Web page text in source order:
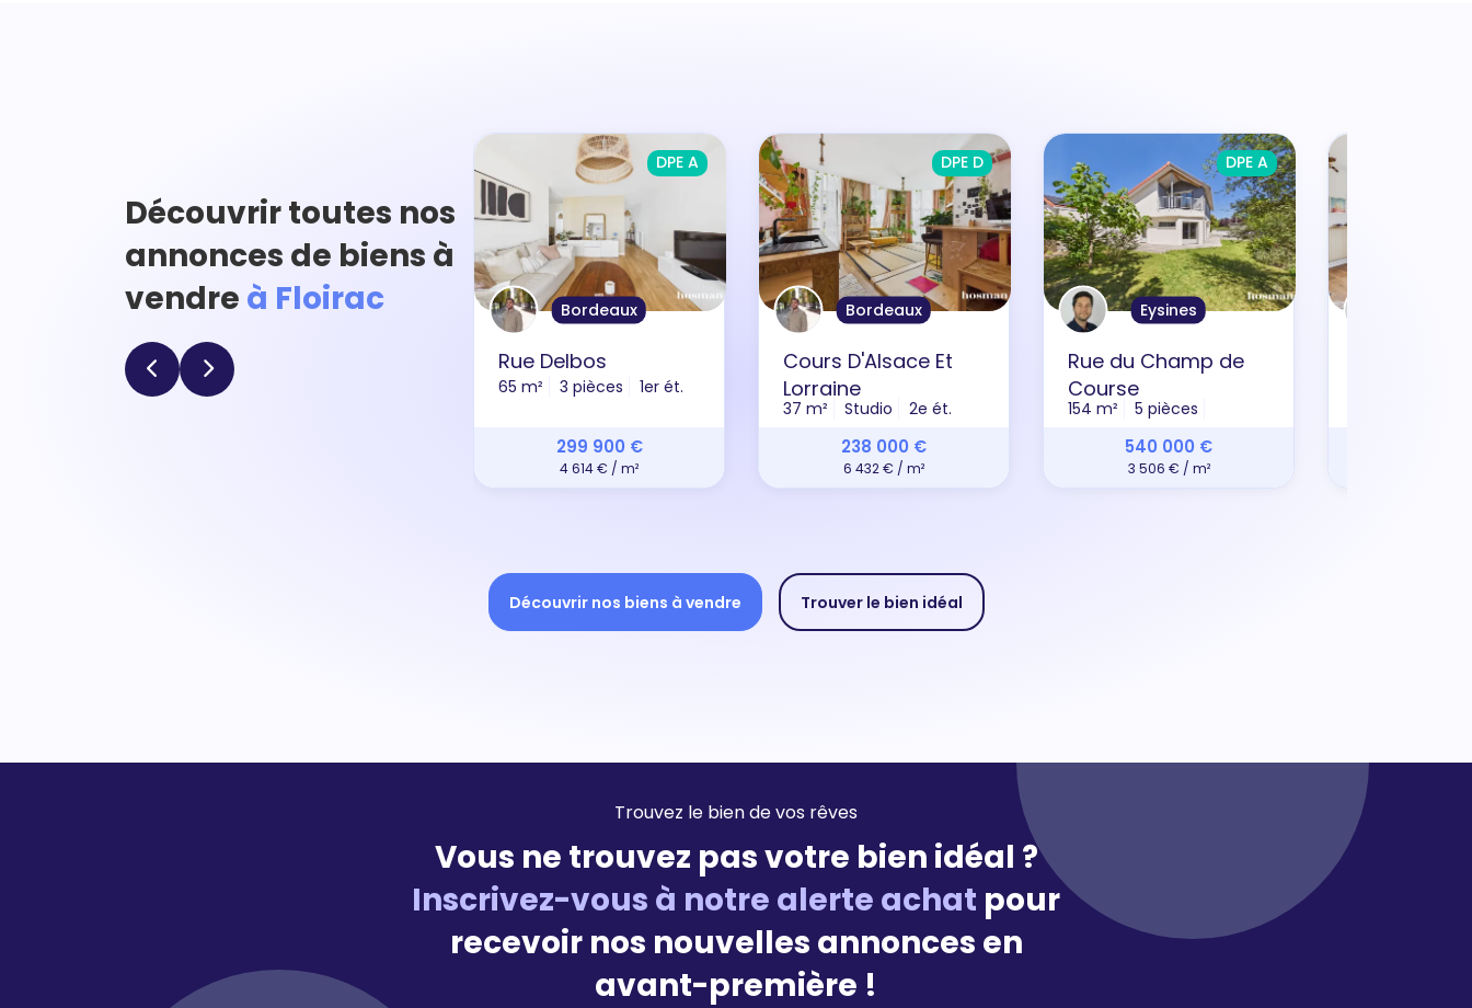
Découvrir toutes nos
annonces de biens à
vendre à Floirac
DPE A
Bordeaux
Rue Delbos
65 m² 3 pièces 1er ét.
299 900 €
4 614 € / m²
DPE D
Bordeaux
Cours D'Alsace Et
Lorraine
37 m² Studio 2e ét.
238 000 €
6 432 € / m²
DPE A
Eysines
Rue du Champ de
Course
154 m² 5 pièces
540 000 €
3 506 € / m²
Découvrir nos biens à vendre Trouver le bien idéal
Trouvez le bien de vos rêves
Vous ne trouvez pas votre bien idéal ?
Inscrivez-vous à notre alerte achat pour
recevoir nos nouvelles annonces en
avant-première !